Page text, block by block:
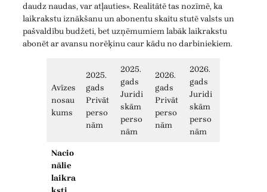
daudz naudas, var atļauties». Realitātē tas nozīmē, ka
laikrakstu iznākšanu un abonentu skaitu stutē valsts un
pašvaldību budžeti, bet uzņēmumiem labāk laikrakstu
abonēt ar avansu norēķinu caur kādu no darbiniekiem.
Avīzes
nosau
kums
2025.
gads
Privāt
perso
nām
2025.
gads
Juridi
skām
perso
nām
2026.
gads
Privāt
perso
nām
2026.
gads
Juridi
skām
perso
nām
Nacio
nālie
laikra